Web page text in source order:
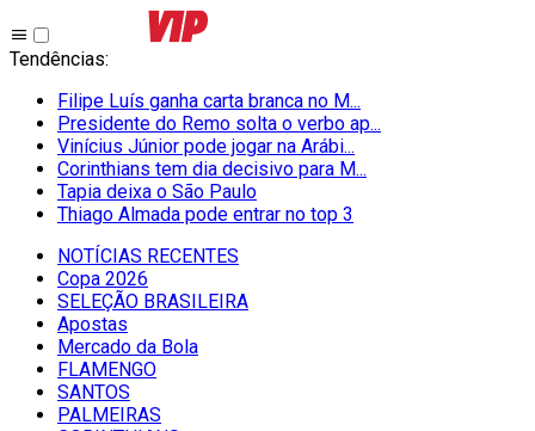
Tendências:
Filipe Luís ganha carta branca no M...
Presidente do Remo solta o verbo ap...
Vinícius Júnior pode jogar na Arábi...
Corinthians tem dia decisivo para M...
Tapia deixa o São Paulo
Thiago Almada pode entrar no top 3
NOTÍCIAS RECENTES
Copa 2026
SELEÇÃO BRASILEIRA
Apostas
Mercado da Bola
FLAMENGO
SANTOS
PALMEIRAS